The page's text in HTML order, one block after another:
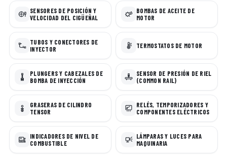
SENSORES DE POSICIÓN Y
VELOCIDAD DEL CIGÜEÑAL
BOMBAS DE ACEITE DE
MOTOR
TUBOS Y CONECTORES DE
INYECTOR
TERMOSTATOS DE MOTOR
PLUNGERS Y CABEZALES DE
BOMBA DE INYECCIÓN
SENSOR DE PRESIÓN DE RIEL
(COMMON RAIL)
GRASERAS DE CILINDRO
TENSOR
RELÉS, TEMPORIZADORES Y
COMPONENTES ELÉCTRICOS
INDICADORES DE NIVEL DE
COMBUSTIBLE
LÁMPARAS Y LUCES PARA
MAQUINARIA